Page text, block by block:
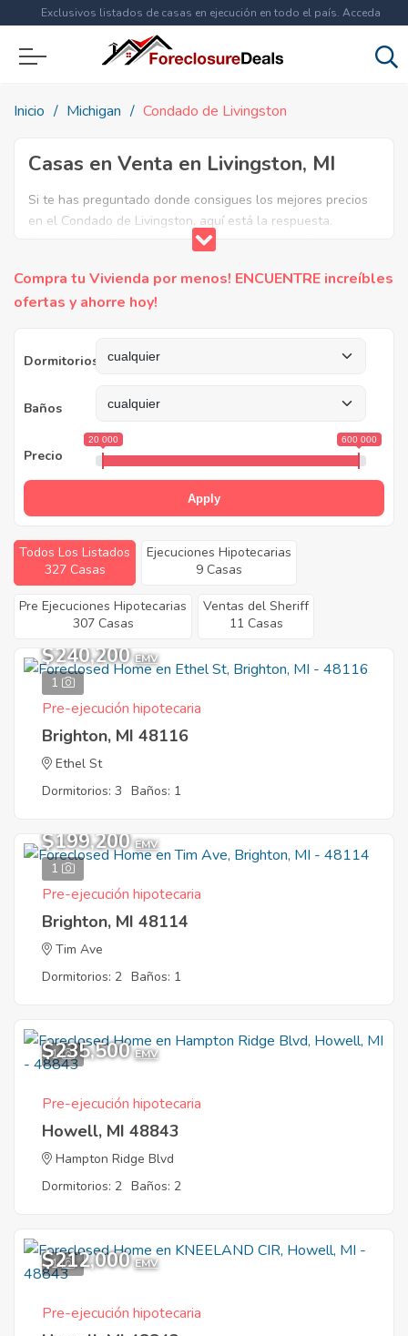
Exclusivos listados de casas en ejecución en todo el país. Acceda
ahora a
Inicio Michigan Condado de Livingston
Casas en Venta en Livingston, MI
Si te has preguntado donde consigues los mejores precios
en el Condado de Livingston, aquí está la respuesta.
Tenemos la lista mas completa de casas en venta en el
comprar por menos? Ahorra en grande y compra casas
reposeídas en el Condado de Livingston, MI.
Compra tu Vivienda por menos! ENCUENTRE increíbles
ofertas y ahorre hoy!
Dormitorios
Baños
Precio
20 000 600 000
Apply
Todos Los Listados
327 Casas
Ejecuciones Hipotecarias
9 Casas
Pre Ejecuciones Hipotecarias
307 Casas
Ventas del Sheriff
11 Casas
1
$240,200 EMV
Pre-ejecución hipotecaria
Brighton, MI 48116
Ethel St
Dormitorios: 3 Baños: 1
1
$199,200 EMV
Pre-ejecución hipotecaria
Brighton, MI 48114
Tim Ave
Dormitorios: 2 Baños: 1
1
$235,500 EMV
Pre-ejecución hipotecaria
Howell, MI 48843
Hampton Ridge Blvd
Dormitorios: 2 Baños: 2
1
$212,000 EMV
Pre-ejecución hipotecaria